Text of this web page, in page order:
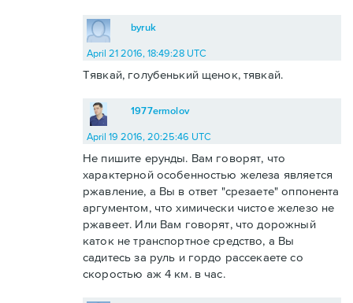
byruk
April 21 2016, 18:49:28 UTC
Тявкай, голубенький щенок, тявкай.
1977ermolov
April 19 2016, 20:25:46 UTC
Не пишите ерунды. Вам говорят, что
характерной особенностью железа является
ржавление, а Вы в ответ "срезаете" оппонента
аргументом, что химически чистое железо не
ржавеет. Или Вам говорят, что дорожный
каток не транспортное средство, а Вы
садитесь за руль и гордо рассекаете со
скоростью аж 4 км. в час.